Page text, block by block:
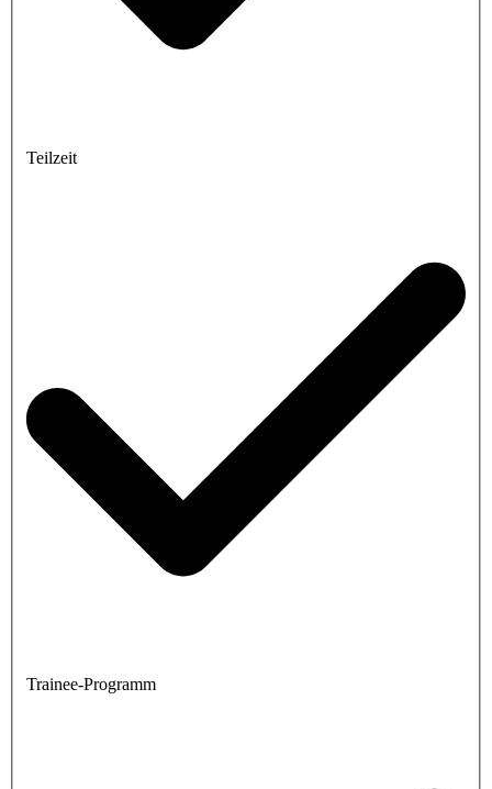
Teilzeit
Trainee-Programm